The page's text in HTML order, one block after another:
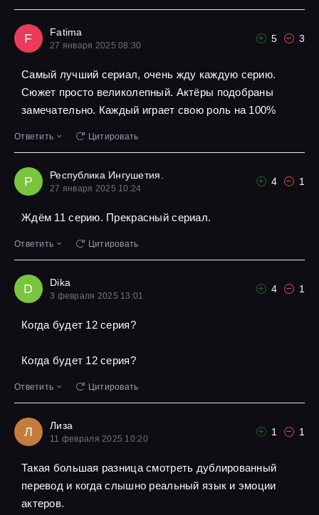
F Fatima
27 января 2025 08:30
5 3
Самый лучший сериал, очень жду каждую серию.
Сюжет просто великолепный. Актёры подобраны
замечательно. Каждый играет свою роль на 100%
Ответить Цитировать
Р Республика Ингушетия.
27 января 2025 10:24
4 1
Ждём 11 серию. Прекрасный сериал.
Ответить Цитировать
D Dika
3 февраля 2025 13:01
4 1
Когда будет 12 серия?
Когда будет 12 серия?
Ответить Цитировать
Л Лиза
11 февраля 2025 10:20
1 1
Такая большая разница смотреть дублированный
перевод и когда слышно реальный язык и эмоции
актеров.